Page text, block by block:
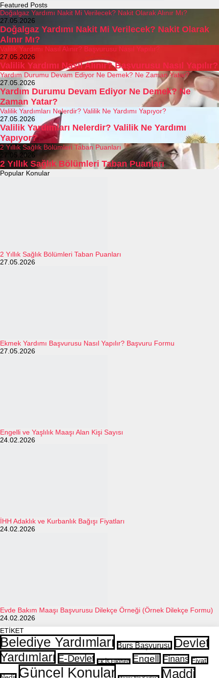
Featured Posts
Doğalgaz Yardımı Nakit Mi Verilecek? Nakit Olarak Alınır Mı?
27.05.2026
Doğalgaz Yardımı Nakit Mi Verilecek? Nakit Olarak
Alınır Mı?
Valilik Yardımı Nasıl Alınır? Başvurusu Nasıl Yapılır?
27.05.2026
Valilik Yardımı Nasıl Alınır? Başvurusu Nasıl Yapılır?
Yardım Durumu Devam Ediyor Ne Demek? Ne Zaman Yatar?
27.05.2026
Yardım Durumu Devam Ediyor Ne Demek? Ne
Zaman Yatar?
Valilik Yardımları Nelerdir? Valilik Ne Yardımı Yapıyor?
27.05.2026
Valilik Yardımları Nelerdir? Valilik Ne Yardımı
Yapıyor?
2 Yıllık Sağlık Bölümleri Taban Puanları
27.05.2026
2 Yıllık Sağlık Bölümleri Taban Puanları
Popular Konular
2 Yıllık Sağlık Bölümleri Taban Puanları
27.05.2026
Ekmek Yardımı Başvurusu Nasıl Yapılır? Başvuru Formu
27.05.2026
Engelli ve Yaşlılık Maaşı Alan Kişi Sayısı
24.02.2026
İHH Adaklık ve Kurbanlık Bağışı Fiyatları
24.02.2026
Evde Bakım Maaşı Başvurusu Dilekçe Örneği (Örnek Dilekçe Formu)
24.02.2026
ETİKET
Belediye Yardımları Burs Başvurusu Devlet
Yardımları E-Devlet Ek İş Fikirleri Engelli Finans Fiyatı
Güncel Konular Maddi